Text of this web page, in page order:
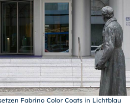
Fabrino Color Coats in Lichtblau